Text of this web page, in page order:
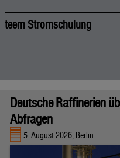
teem Stromschulung
Deutsche Raffinerien
Abfragen
5. August 2026, Berlin